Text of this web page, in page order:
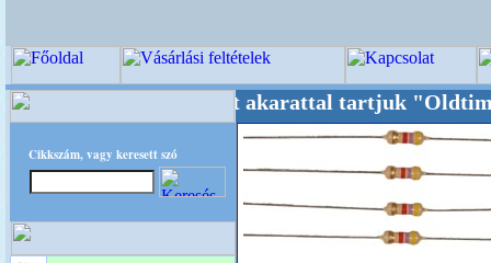
Cikkszám, vagy keresett szó
Oldalunkat akarattal tartjuk "Oldtimer/